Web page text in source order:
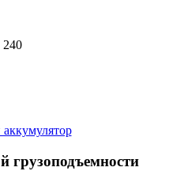
240
грузоподъемности